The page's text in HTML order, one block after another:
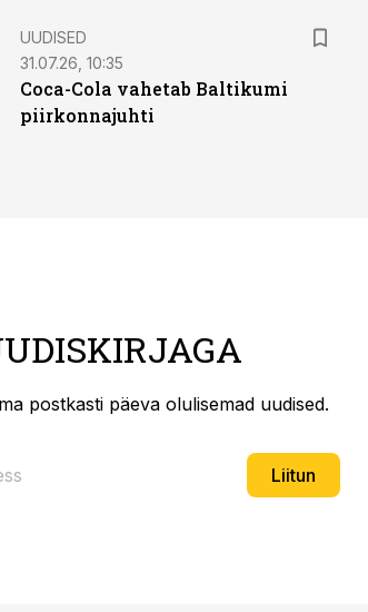
UUDISED
31.07.26, 10:35
Coca-Cola vahetab Baltikumi
piirkonnajuhti
postkasti päeva olulisemad uudised.
Liitun